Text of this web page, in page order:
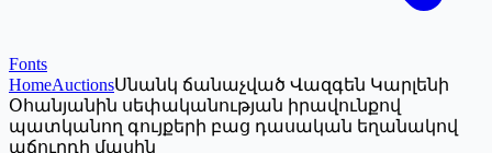
Fonts
HomeAuctionsՍնանկ ճանաչված Վազգեն Կարլենի
Օհանյանին սեփականության իրավունքով
պատկանող գույքերի բաց դասական եղանակով
աճուրդի մասին